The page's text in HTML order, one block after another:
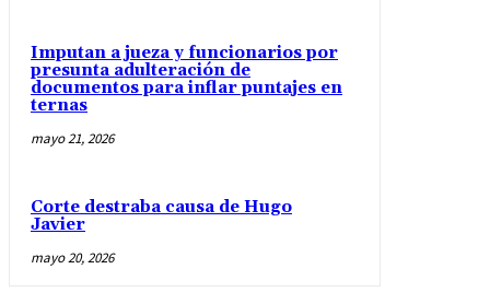
Imputan a jueza y funcionarios por
presunta adulteración de
documentos para inflar puntajes en
ternas
mayo 21, 2026
Corte destraba causa de Hugo
Javier
mayo 20, 2026